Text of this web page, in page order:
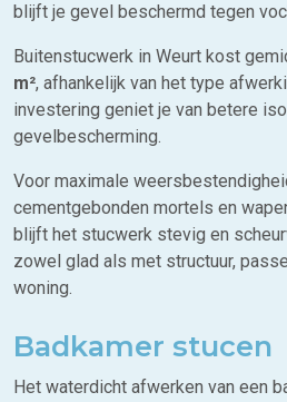
blijft je gevel beschermd tegen
Buitenstucwerk in Weurt kost
m², afhankelijk van het type
investering geniet je van betere
gevelbescherming.
Voor maximale
cementgebonden mortels en
blijft het stucwerk stevig en
zowel glad als met structuur,
woning.
Badkamer stucen
Het waterdicht afwerken van een